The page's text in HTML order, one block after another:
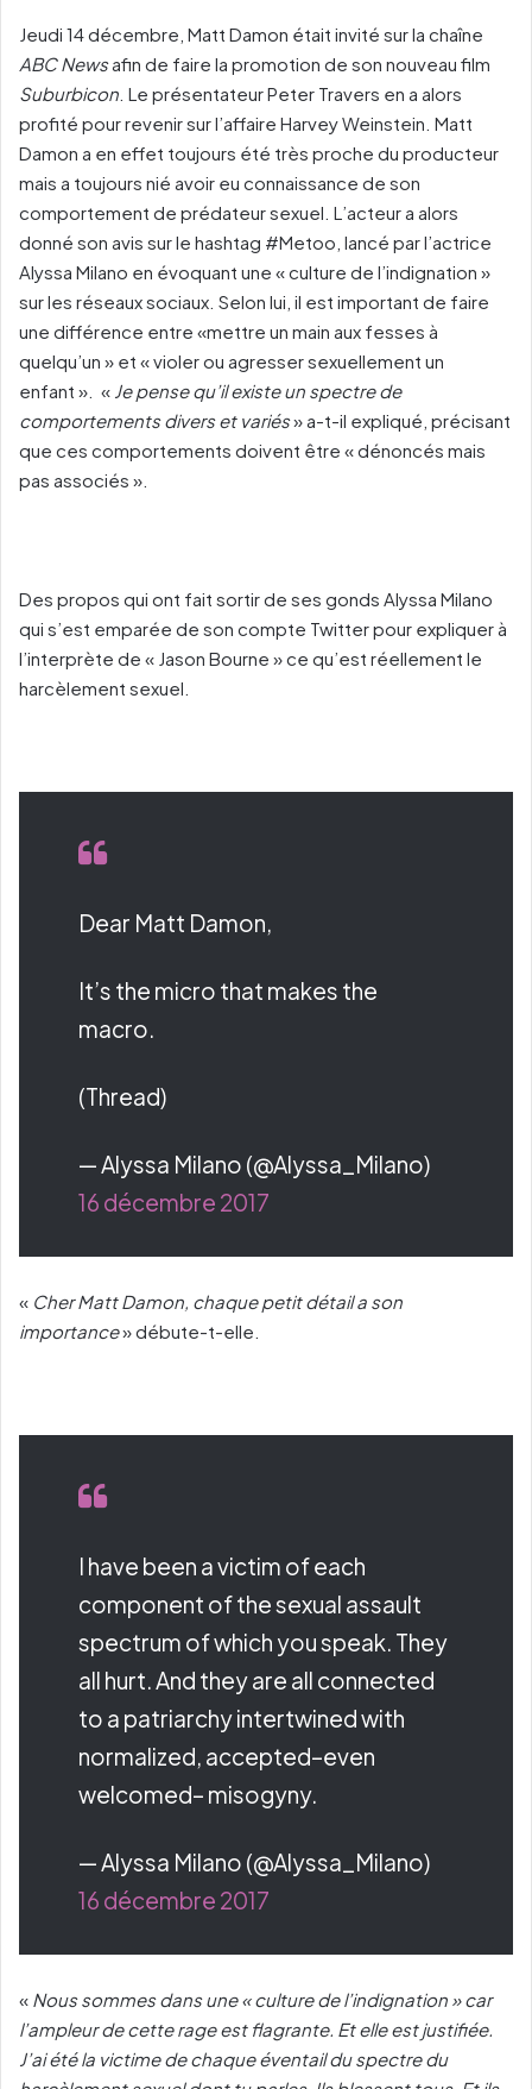
Jeudi 14 décembre, Matt Damon était invité sur la chaîne
ABC Newsafin de faire la promotion de son nouveau film
Suburbicon . Le présentateur Peter Travers en a alors
profité pour revenir sur l’affaire Harvey Weinstein. Matt
Damon a en effet toujours été très proche du producteur
mais a toujours nié avoir eu connaissance de son
comportement de prédateur sexuel. L’acteur a alors
donné son avis sur le hashtag #Metoo, lancé par l’actrice
Alyssa Milano en évoquant une « culture de l’indignation »
sur les réseaux sociaux. Selon lui, il est important de faire
une différence entre «mettre un main aux fesses à
quelqu’un » et « violer ou agresser sexuellement un
enfant ». « Je pense qu’il existe un spectre de
comportements divers et variés» a-t-il expliqué, précisant
que ces comportements doivent être « dénoncés mais
pas associés ».
Des propos qui ont fait sortir de ses gonds Alyssa Milano
qui s’est emparée de son compte Twitter pour expliquer à
l’interprète de « Jason Bourne » ce qu’est réellement le
harcèlement sexuel.
Dear Matt Damon,
It’s the micro that makes the
macro.
(Thread)
— Alyssa Milano (@Alyssa_Milano)
16 décembre 2017
« Cher Matt Damon, chaque petit détail a son
importance» débute-t-elle.
I have been a victim of each
component of the sexual assault
spectrum of which you speak. They
all hurt. And they are all connected
to a patriarchy intertwined with
normalized, accepted–even
welcomed– misogyny.
— Alyssa Milano (@Alyssa_Milano)
16 décembre 2017
« Nous sommes dans une « culture de l’indignation » car
l’ampleur de cette rage est flagrante. Et elle est justifiée.
J’ai été la victime de chaque éventail du spectre du